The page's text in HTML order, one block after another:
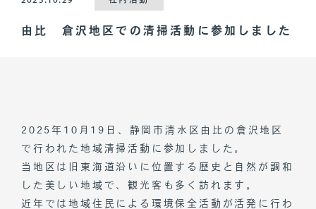
由比 倉沢地区での清掃活動に参加しました
2025年10月19日、静岡市清水区由比の倉沢地区
で行われた地域清掃活動に参加しました。
当地区は旧東海道沿いに位置する歴史と自然が調和
した美しい地域で、観光客も多く訪れます。
近年では地域住民による環境保全活動が活発に行わ